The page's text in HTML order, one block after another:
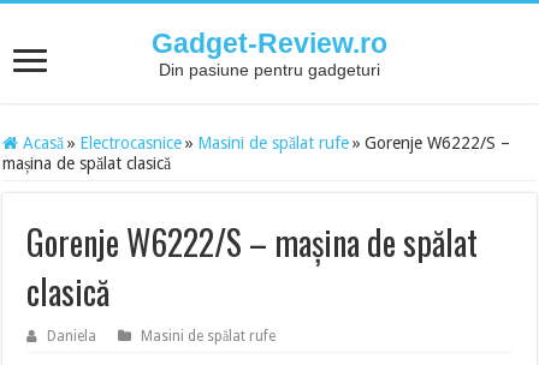
Gadget-Review.ro
Din pasiune pentru gadgeturi
Acasă » Electrocasnice » Masini de spălat rufe » Gorenje W6222/S –
mașina de spălat clasică
Gorenje W6222/S – mașina de spălat
clasică
Daniela Masini de spălat rufe